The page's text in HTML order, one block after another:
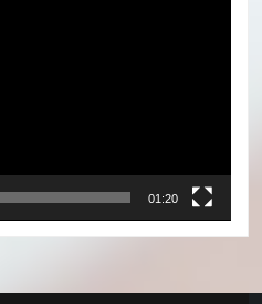
01:20